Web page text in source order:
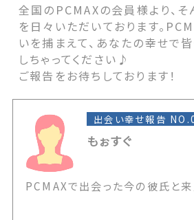
全国のPCMAXの会員様より、
を日々いただいております。
いを捕まえて、あなたの幸せで皆
しちゃってください♪
ご報告をお待ちしております！
出会い幸せ報告
もぉすぐ
PCMAXで出会った今の彼氏と来